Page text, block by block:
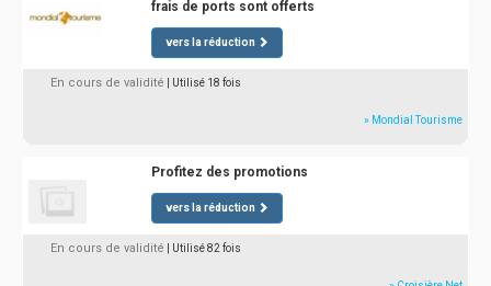
frais de ports sont offerts
vers la réduction
En cours de validité | Utilisé 18 fois
» Mondial Tourisme
Profitez des promotions
vers la réduction
En cours de validité | Utilisé 82 fois